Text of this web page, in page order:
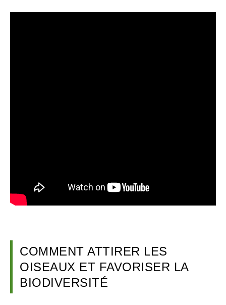
COMMENT ATTIRER LES
OISEAUX ET FAVORISER LA
BIODIVERSITÉ